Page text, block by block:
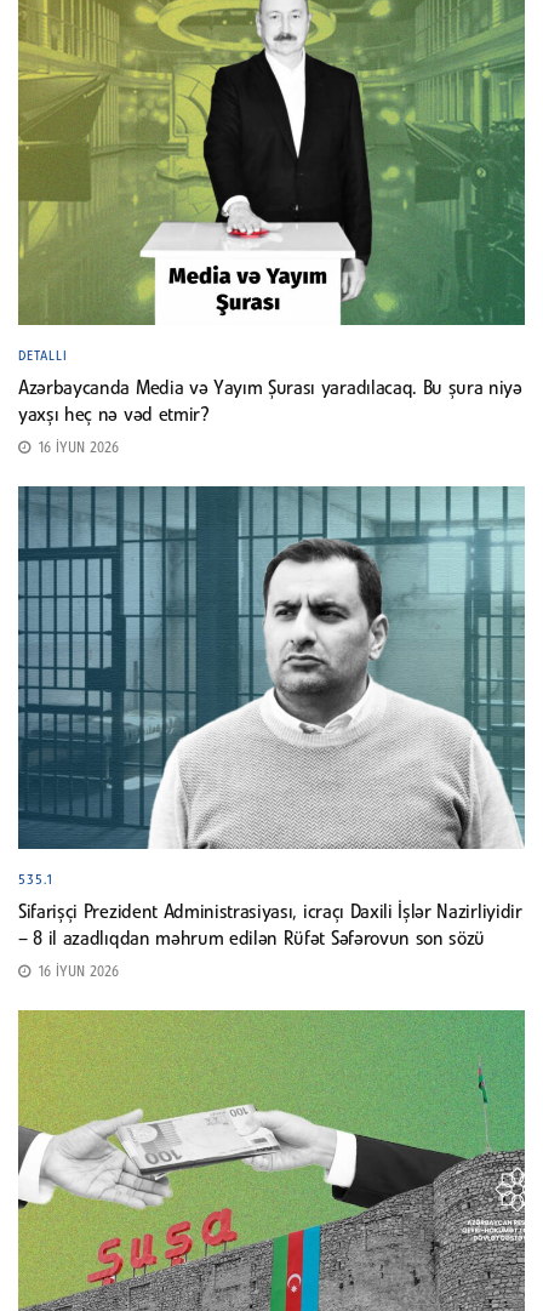
DETALLI
Azərbaycanda Media və Yayım Şurası yaradılacaq. Bu şura niyə
yaxşı heç nə vəd etmir?
16 İYUN 2026
535.1
Sifarişçi Prezident Administrasiyası, icraçı Daxili İşlər Nazirliyidir
– 8 il azadlıqdan məhrum edilən Rüfət Səfərovun son sözü
16 İYUN 2026